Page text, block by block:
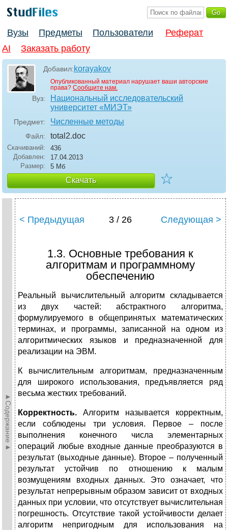
Вузы Предметы Пользователи
Реферат
AI
Заказать работу
Добавил:korayakov
Опубликованный материал нарушает ваши авторские
права? Сообщите нам.
Вуз:
Национальный исследовательский
университет «МИЭТ»
Предмет: Численные методы
Файл: total2.doc
Скачиваний:
436
Добавлен:
17.04.2013
Размер:
5 Мб
Скачать ☆
►Содержание►
< Предыдущая 3 / 26 Следующая >
1.3. Основные требования к
алгоритмам и программному
обеспечению
Реальный вычислительный алгоритм складывается
из двух частей: абстрактного алгоритма,
формулируемого в общепринятых математических
терминах, и программы, записанной на одном из
алгоритмических языков и предназначенной для
реализации на ЭВМ.
К вычислительным алгоритмам, предназначенным
для широкого использования, предъявляется ряд
весьма жестких требований.
Корректность. Алгоритм называется корректным,
если соблюдены три условия. Первое – после
выполнения конечного числа элементарных
операций любые входные данные преобразуются в
результат (выходные данные). Второе – полученный
результат устойчив по отношению к малым
возмущениям входных данных. Это означает, что
результат непрерывным образом зависит от входных
данных при условии, что отсутствует вычислительная
погрешность. Отсутствие такой устойчивости делает
алгоритм непригодным для использования на